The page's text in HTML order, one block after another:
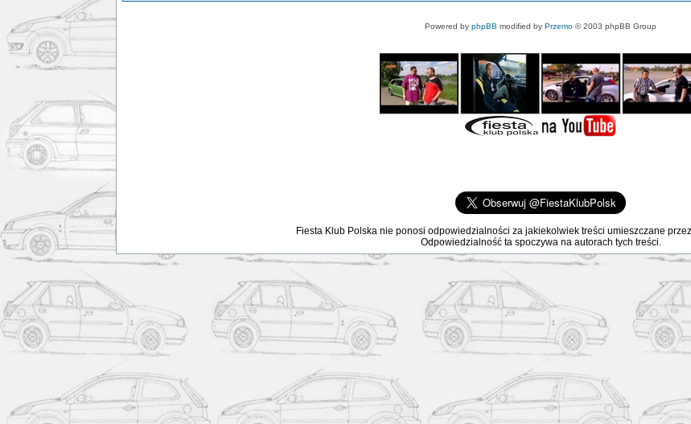
Powered by phpBB modified by Przemo © 2003 phpBB Group
Fiesta Klub Polska nie ponosi odpowiedzialności za jakiekolwiek treści umieszczane
Odpowiedzialność ta spoczywa na autorach tych treści.